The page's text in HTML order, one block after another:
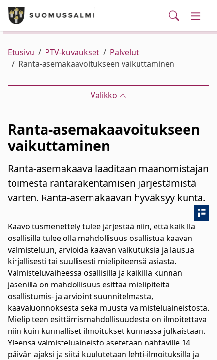
Siirry pääsisältöön
Puhelinluettelo/yhteystiedot
Palvelut
Ajankohtaista
Verkkokauppa
Haku
Kunta ja hallinto
Asuminen ja ympäristö
Elinvoima
Kulttuuri, vapaa-aika ja nuoret
Etusivu PTV-kuvaukset
Palvelut
Ranta-asemakaavoitukseen vaikuttaminen
Valikko
Ranta-asemakaavoitukseen
vaikuttaminen
Ranta-asemakaava laaditaan maanomistajan
toimesta rantarakentamisen järjestämistä
varten. Ranta-asemakaavan hyväksyy kunta.
Kaavoitusmenettely tulee järjestää niin, että kaikilla
osallisilla tulee olla mahdollisuus osallistua kaavan
valmisteluun, arvioida kaavan vaikutuksia ja lausua
kirjallisesti tai suullisesti mielipiteensä asiasta.
Valmisteluvaiheessa osallisilla ja kaikilla kunnan
jäsenillä on mahdollisuus esittää mielipiteitä
osallistumis- ja arviointisuunnitelmasta,
kaavaluonnoksesta sekä muusta valmisteluaineistosta.
Mielipiteen esittämismahdollisuudesta on ilmoitettava
niin kuin kunnalliset ilmoitukset kunnassa julkaistaan.
Yleensä valmisteluaineisto asetetaan nähtäville 14
päivän ajaksi ja siitä kuulutetaan lehti-ilmoituksilla ja